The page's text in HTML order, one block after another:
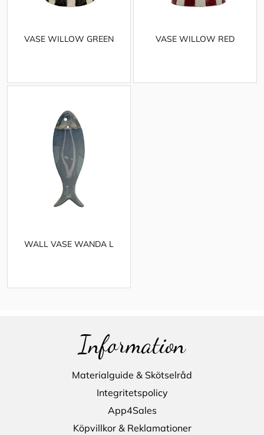
VASE WILLOW GREEN VASE WILLOW RED
WALL VASE WANDA L
Information
Materialguide & Skötselråd
Integritetspolicy
App4Sales
Köpvillkor & Reklamationer